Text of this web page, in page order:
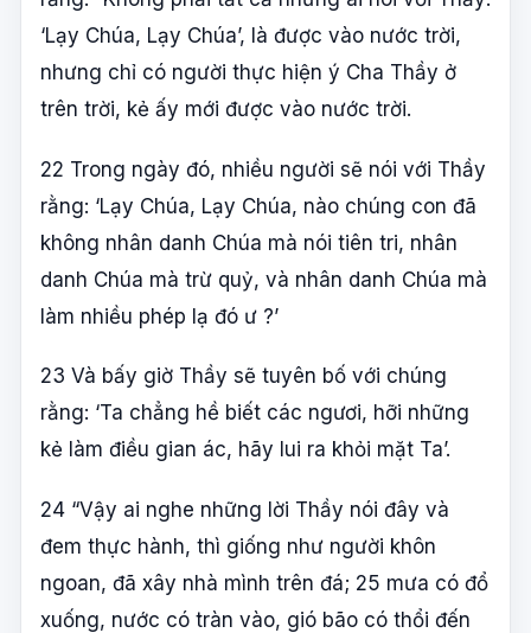
‘Lạy Chúa, Lạy Chúa’, là được vào nước trời,
nhưng chỉ có người thực hiện ý Cha Thầy ở
trên trời, kẻ ấy mới được vào nước trời.
22 Trong ngày đó, nhiều người sẽ nói với Thầy
rằng: ‘Lạy Chúa, Lạy Chúa, nào chúng con đã
không nhân danh Chúa mà nói tiên tri, nhân
danh Chúa mà trừ quỷ, và nhân danh Chúa mà
làm nhiều phép lạ đó ư ?’
23 Và bấy giờ Thầy sẽ tuyên bố với chúng
rằng: ‘Ta chẳng hề biết các ngươi, hỡi những
kẻ làm điều gian ác, hãy lui ra khỏi mặt Ta’.
24 “Vậy ai nghe những lời Thầy nói đây và
đem thực hành, thì giống như người khôn
ngoan, đã xây nhà mình trên đá; 25 mưa có đổ
xuống, nước có tràn vào, gió bão có thổi đến